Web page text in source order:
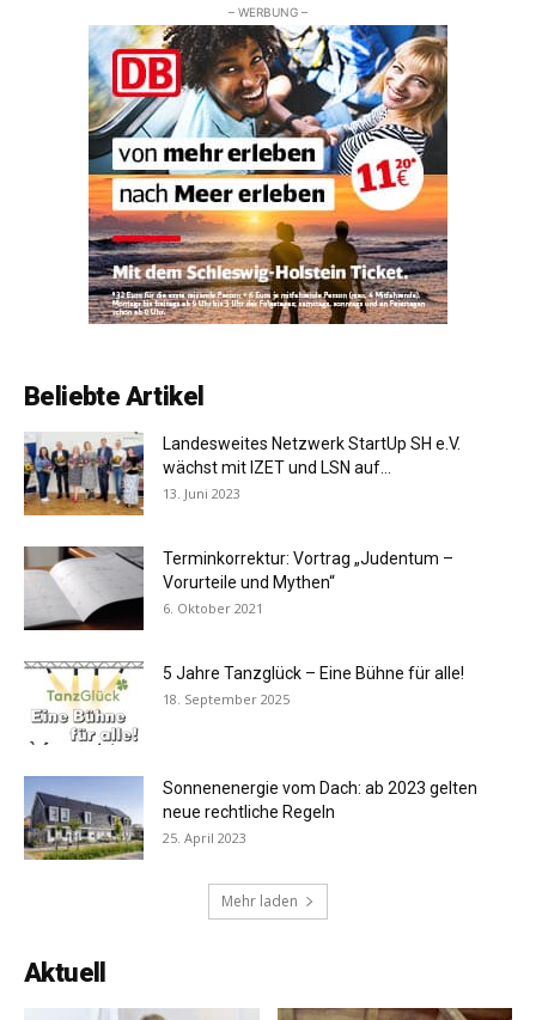
– WERBUNG –
Beliebte Artikel
Landesweites Netzwerk StartUp SH e.V.
wächst mit IZET und LSN auf...
13. Juni 2023
Terminkorrektur: Vortrag „Judentum –
Vorurteile und Mythen“
6. Oktober 2021
5 Jahre Tanzglück – Eine Bühne für alle!
18. September 2025
Sonnenenergie vom Dach: ab 2023 gelten
neue rechtliche Regeln
25. April 2023
Mehr laden
Aktuell